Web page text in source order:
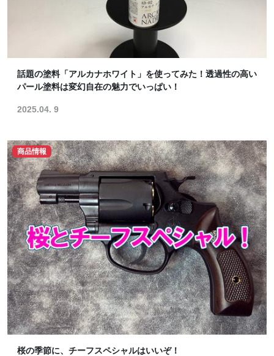
話題の塗料「アルカナホワイト」を使ってみた！透過性の高い
パール塗料は変幻自在の魅力でいっぱい！
2025.04. 9
商品情報
桜の季節に、チーフスペシャルはいいぞ！